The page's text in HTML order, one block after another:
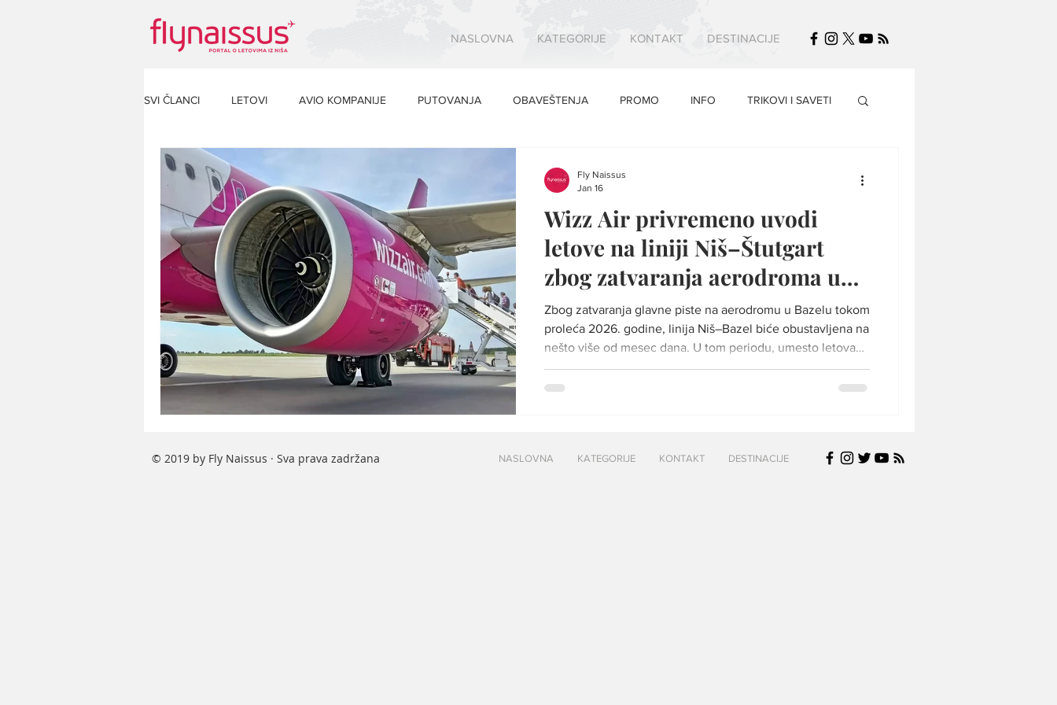
NASLOVNA KATEGORIJE KONTAKT DESTINACIJE
SVI ČLANCI LETOVI AVIO KOMPANIJE PUTOVANJA OBAVEŠTENJA PROMO INFO TRIKOVI I SAVETI
Wizz Air privremeno uvodi
letove na liniji Niš–Štutgart
zbog zatvaranja aerodroma u
Bazelu
Zbog zatvaranja glavne piste na aerodromu u Bazelu tokom
proleća 2026. godine, linija Niš–Bazel biće obustavljena na
nešto više od mesec dana. U tom periodu, umesto letova
ka Bazelu, kompanija će saobraćati na relaciji Niš–Štutgart
Ilustracija: Fly Naissus Niskotarifna avio-kompanija Wizz Air
iz Bazela obavljati saobraća
Fly Naissus
Jan 16
© 2019 by Fly Naissus · Sva prava zadržana NASLOVNA KATEGORIJE KONTAKT DESTINACIJE